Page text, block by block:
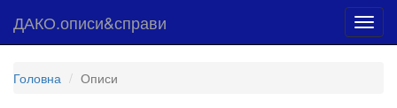
ДАКО.описи&справи
Головна Описи